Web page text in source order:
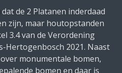
de 2 Platanen inderdaad
zijn, maar houtopstanden
3.4 van de Verordening
Hertogenbosch 2021. Naast
monumentale bomen,
bomen en daar is